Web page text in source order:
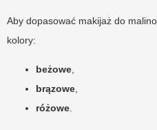
Aby dopasować makijaż do
kolory:
beżowe
brązowe
różowe